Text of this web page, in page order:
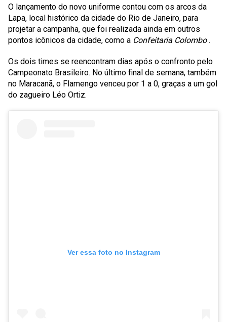
O lançamento do novo uniforme contou com os arcos da
Lapa, local histórico da cidade do Rio de Janeiro, para
projetar a campanha, que foi realizada ainda em outros
pontos icônicos da cidade, como a Confeitaria Colombo.
Os dois times se reencontram dias após o confronto pelo
Campeonato Brasileiro. No último final de semana, também
no Maracanã, o Flamengo venceu por 1 a 0, graças a um gol
do zagueiro Léo Ortiz.
Ver essa foto no Instagram